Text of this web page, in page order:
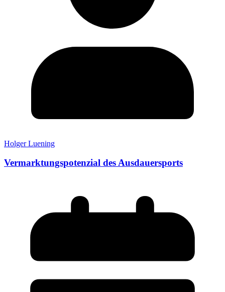
Holger Luening
Vermarktungspotenzial des Ausdauersports